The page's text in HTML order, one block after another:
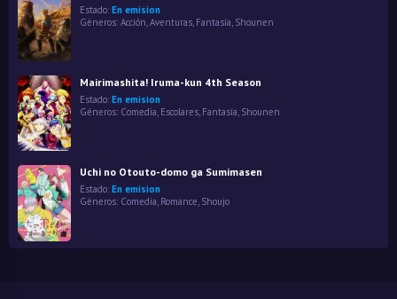
Estado: En emision
Géneros: Acción Aventuras Fantasía Shounen
Mairimashita! Iruma-kun 4th Season
Estado: En emision
Géneros: Comedia, Escolares, Fantasía, Shounen
Uchi no Otouto-domo ga Sumimasen
Estado: En emision
Géneros: Comedia, Romance, Shoujo